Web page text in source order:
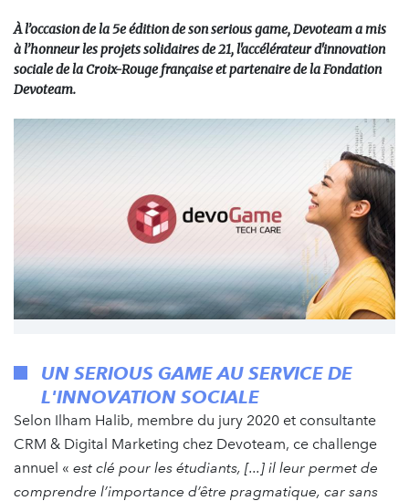
À l’occasion de la 5e édition de son serious game, Devoteam a mis
à l’honneur les projets solidaires de 21, l'accélérateur d'innovation
sociale de la Croix-Rouge française et partenaire de la Fondation
Devoteam.
UN SERIOUS GAME AU SERVICE DE
L'INNOVATION SOCIALE
Selon Ilham Halib, membre du jury 2020 et consultante
CRM & Digital Marketing chez Devoteam, ce challenge
annuel « est clé pour les étudiants, [...] il leur permet de
comprendre l’importance d’être pragmatique, car sans